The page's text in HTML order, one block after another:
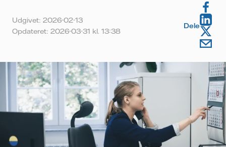
Fordybning
Artikler
Kundecases
Vattenfall.dk
Udgivet: 2026-02-13
Opdateret: 2026-03-31 kl. 13:38
Dele